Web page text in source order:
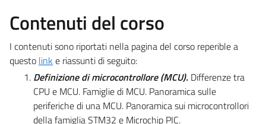
Contenuti del corso
I contenuti sono riportati nella pagina del corso reperible a
questo link e riassunti di seguito:
Definizione di microcontrollore (MCU). Differenze tra
CPU e MCU. Famiglie di MCU. Panoramica sulle
periferiche di una MCU. Panoramica sui microcontrollori
della famiglia STM32 e Microchip PIC.